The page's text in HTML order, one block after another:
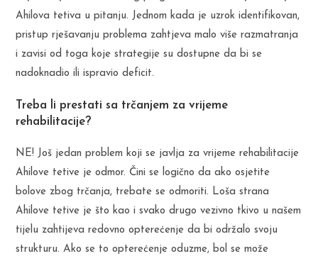
Ahilova tetiva u pitanju. Jednom kada je uzrok identifikovan,
pristup rješavanju problema zahtjeva malo više razmatranja
i zavisi od toga koje strategije su dostupne da bi se
nadoknadio ili ispravio deficit.
Treba li prestati sa trčanjem za vrijeme
rehabilitacije?
NE! Još jedan problem koji se javlja za vrijeme rehabilitacije
Ahilove tetive je odmor. Čini se logično da ako osjetite
bolove zbog trčanja, trebate se odmoriti. Loša strana
Ahilove tetive je što kao i svako drugo vezivno tkivo u našem
tijelu zahtijeva redovno opterećenje da bi održalo svoju
strukturu. Ako se to opterećenje oduzme, bol se može